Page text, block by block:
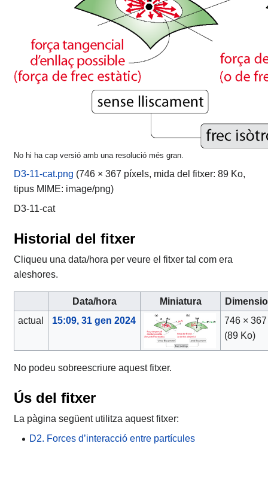
No hi ha cap versió amb una resolució més gran.
D3-11-cat.png (746 × 367 píxels, mida del fitxer: 89 Ko,
tipus MIME: image/png)
D3-11-cat
Historial del fitxer
Cliqueu una data/hora per veure el fitxer tal com era
aleshores.
Data/hora Miniatura
actual
15:09, 31 gen 2024
746 × 367
(89 Ko)
No podeu sobreescriure aquest fitxer.
Ús del fitxer
La pàgina següent utilitza aquest fitxer:
D2. Forces d’interacció entre partícules